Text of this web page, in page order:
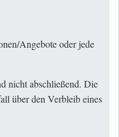
Angebote oder jede
nicht abschließend. Die
über den Verbleib eines